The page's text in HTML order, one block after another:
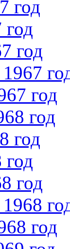
год
год
год
год
год
год
год